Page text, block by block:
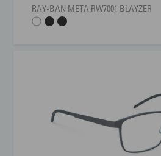
Nesebro
RAY-BAN META RW7001 BLAYZER